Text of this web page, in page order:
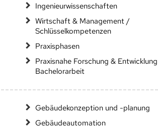
Ingenieurwissenschaften
Wirtschaft & Management /
Schlüsselkompetenzen
Praxisphasen
Praxisnahe Forschung &
Bachelorarbeit
Gebäudekonzeption und -planung
Gebäudeautomation